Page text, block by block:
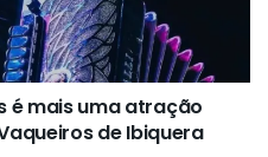
é mais uma atração
de Ibiquera